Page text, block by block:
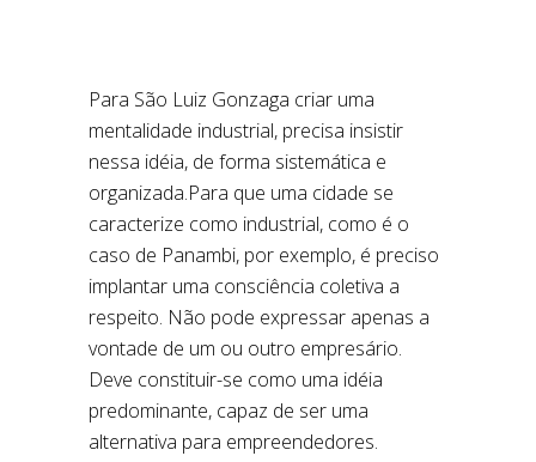
Para São Luiz Gonzaga criar uma
mentalidade industrial, precisa insistir
nessa idéia, de forma sistemática e
organizada.Para que uma cidade se
caracterize como industrial, como é o
caso de Panambi, por exemplo, é preciso
implantar uma consciência coletiva a
respeito. Não pode expressar apenas a
vontade de um ou outro empresário.
Deve constituir-se como uma idéia
predominante, capaz de ser uma
alternativa para empreendedores.